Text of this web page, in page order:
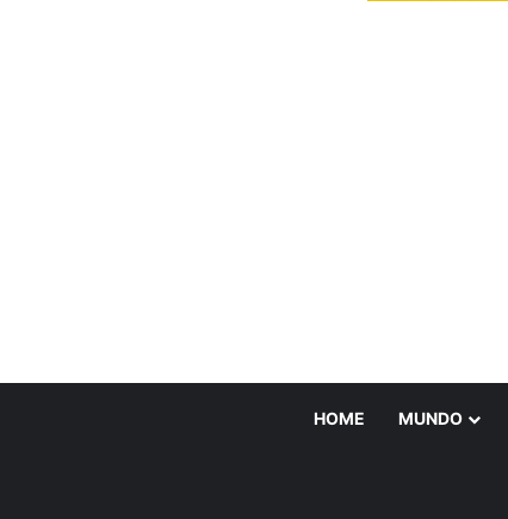
HOME MUNDO